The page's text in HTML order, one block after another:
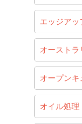
エッジアッ
オーストラ
オープンキ
オイル処理